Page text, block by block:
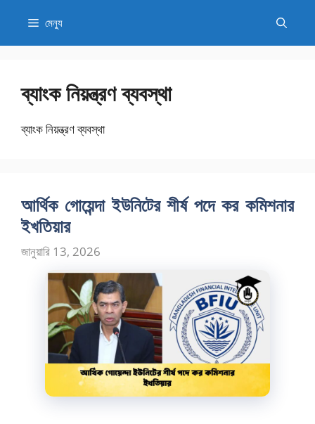
যান
মেন্যু
ব্যাংক নিয়ন্ত্রণ ব্যবস্থা
ব্যাংক নিয়ন্ত্রণ ব্যবস্থা
আর্থিক গোয়েন্দা ইউনিটের শীর্ষ পদে কর কমিশনার
ইখতিয়ার
জানুয়ারি 13, 2026